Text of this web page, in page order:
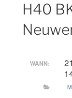
H40
WANN: